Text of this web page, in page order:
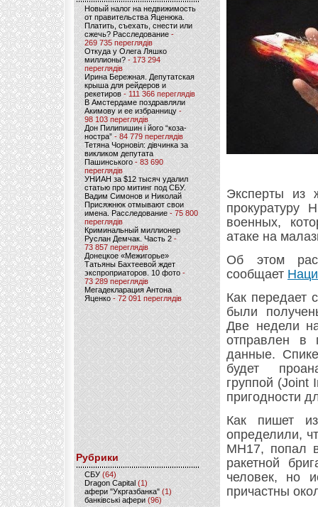
Новый налог на недвижимость
от правительства Яценюка.
Платить, съехать, снести или
сжечь? Расследование-
269 735 переглядів
Откуда у Олега Ляшко
миллионы? - 173 294
переглядів
Ирина Бережная. Депутатская
крыша для рейдеров и
рекетиров - 111 366 переглядів
В Амстердаме поздравляли
Акимову и ее избранницу -
98 103 переглядів
Дон Пилипишин і його “коза-
ностра” - 84 779 переглядів
Тетяна Чорновіл: дівчинка за
викликом депутата
Пашинського- 83 690
переглядів
УНИАН за $12 тысяч удалил
статью про митинг под СБУ.
Вадим Симонов и Николай
Присяжнюк отмывают свои
имена. Расследование - 75 800
переглядів
Криминальный миллионер
Руслан Демчак. Часть 2-
73 857 переглядів
Донецкое «Межигорье»
Татьяны Бахтеевой ждет
экспроприаторов. 10 фото -
73 289 переглядів
Мегадекларация Антона
Яценко - 72 091 переглядів
Рубрики
CБУ (64)
Dragon Capital (1)
афери "Укргазбанка" (1)
банківські афери (96)
Эксперты из
прокуратуру
военных,
атаке на
Об этом
сообщает
Как передает
были
Две недели
отправлен в
данные.
будет
группой (Joint
пригодности
Как пишет
определили,
MH17, попал
ракетной
человек, но
причастны